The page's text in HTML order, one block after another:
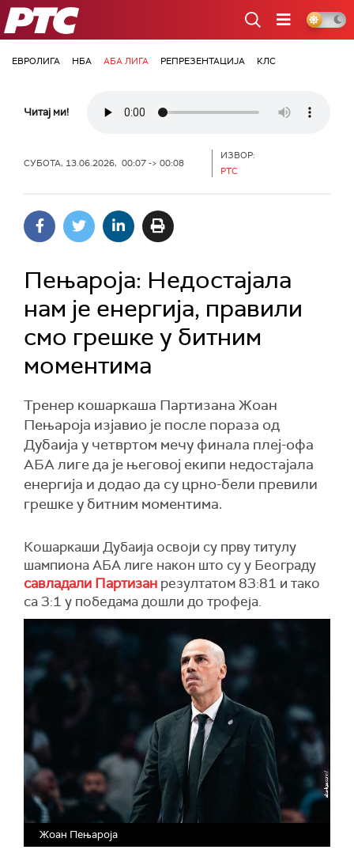
РТС
ЕВРОЛИГА НБА АБА ЛИГА РЕПРЕЗЕНТАЦИЈА КЛС
Читај ми!
СУБОТА, 13.06.2026, 00:07 -> 00:08
ИЗВОР:
РТС
Пењароја: Недостајала
нам је енергија, правили
смо грешке у битним
моментима
Тренер кошаркаша Партизана Жоан
Пењароја изјавио је после пораза од
Дубаија у четвртом мечу финала плеј-офа
АБА лиге да је његовој екипи недостајала
енергија и додао да су црно-бели превили
грешке у битним моментима.
Кошаркаши Дубаија освоји су прву титулу
шампиона АБА лиге након што су у Београду
савладали Партизан резултатом 83:81 и тако
са 3:1 у победама дошли до трофеја.
Жоан Пењароја